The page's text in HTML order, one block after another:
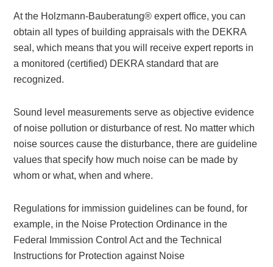
At the Holzmann-Bauberatung® expert office, you can
obtain all types of building appraisals with the DEKRA
seal, which means that you will receive expert reports in
a monitored (certified) DEKRA standard that are
recognized.
Sound level measurements serve as objective evidence
of noise pollution or disturbance of rest. No matter which
noise sources cause the disturbance, there are guideline
values that specify how much noise can be made by
whom or what, when and where.
Regulations for immission guidelines can be found, for
example, in the Noise Protection Ordinance in the
Federal Immission Control Act and the Technical
Instructions for Protection against Noise